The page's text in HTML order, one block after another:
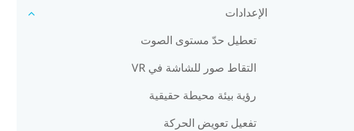
الإعدادات
تعطيل حدّ مستوى الصوت
التقاط صور للشاشة في VR
رؤية بيئة محيطة حقيقية
تفعيل تعويض الحركة